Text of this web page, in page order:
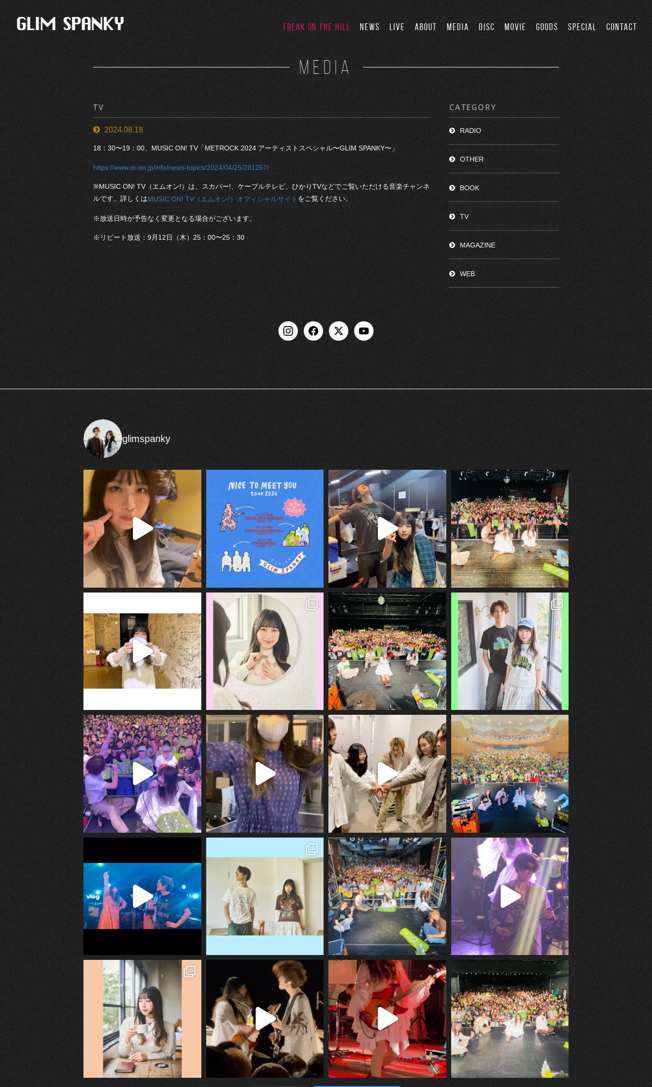
FREAK ON THE HILL NEWS LIVE ABOUT MEDIA DISC MOVIE GOODS SPECIAL CONTACT
MEDIA
TV
2024.08.18
18：30〜19：00、MUSIC ON! TV「METROCK 2024 アーティストスペシャル〜GLIM SPANKY〜」
https://www.m-on.jp/info/news-topics/2024/04/25/281257/
※MUSIC ON! TV（エムオン!）は、スカパー!、ケーブルテレビ、ひかりTVなどでご覧いただける音楽チャンネ
ルです。詳しくはMUSIC ON! TV（エムオン!）オフィシャルサイト をご覧ください。
※放送日時が予告なく変更となる場合がございます。
※リピート放送：9月12日（木）25：00〜25：30
CATEGORY
RADIO
OTHER
BOOK
TV
MAGAZINE
WEB
glimspanky